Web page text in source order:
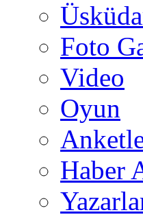
Foto
Video
Oyun
Haber